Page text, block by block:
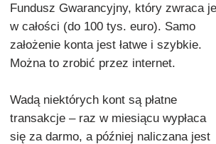
Fundusz Gwarancyjny, który zwraca je
w całości (do 100 tys. euro). Samo
założenie konta jest łatwe i szybkie.
Można to zrobić przez internet.
Wadą niektórych kont są płatne
transakcje – raz w miesiącu wypłaca
się za darmo, a później naliczana jest